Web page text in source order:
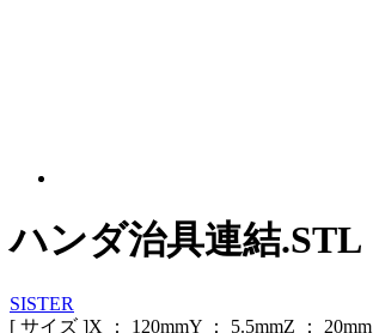
ハンダ治具連結.STL
SISTER
[ サイズ ]X ： 120mmY ： 5.5mmZ ： 20mm